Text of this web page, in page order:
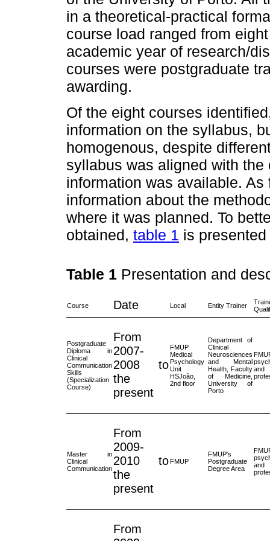
in a theoretical-practical
course load ranged from
academic year of research/
courses were postgraduate
awarding.
Of the eight courses
information on the syllabus,
homogenous, despite
syllabus was aligned with
information was available.
information about the
where it was planned. To
obtained, table 1 is
Table 1 Presentation and
Course Date Local Entity Trainer
Postgraduate
Diploma in
Clinical
Communication
Skills
(Specialization
Course)
From
2007-
2008 to
the
present
FMUP
Medical
Psychology
Unit
HSJoão,
2nd floor
Department of
Clinical
Neurosciences
and Mental
Health, Faculty
of Medicine,
University of
Porto
and
Master in
Clinical
Communication
From
2009-
2010 to
the
present
FMUP
FMUP's
Postgraduate
Degree Area
and
From